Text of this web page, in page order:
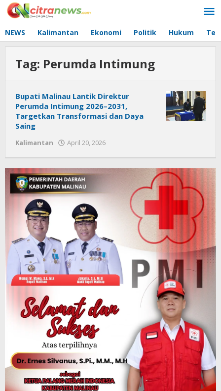
Lewati
ke
NEWS Kalimantan Ekonomi Politik Hukum
Tag: Perumda Intimung
Bupati Malinau Lantik Direktur
Perumda Intimung 2026–2031,
Targetkan Transformasi dan Daya
Saing
Kalimantan April 20, 2026